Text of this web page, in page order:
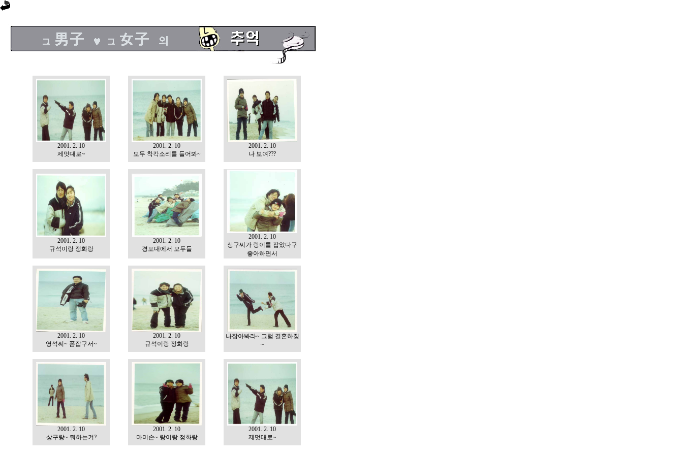
2001. 2. 10
제멋대로~
2001. 2. 10
모두 착칵소리를 들어봐~
2001. 2. 10
나 보여???
2001. 2. 10
규석이랑 정화랑
2001. 2. 10
경포대에서 모두들
2001. 2. 10
상구씨가 랑이를 잡았다구
좋아하면서
2001. 2. 10
영석씨~ 폼잡구서~
2001. 2. 10
규석이랑 정화랑
나잡아봐라~ 그럼 결혼하징
~
2001. 2. 10
상구랑~ 뭐하는겨?
2001. 2. 10
마미손~ 랑이랑 정화랑
2001. 2. 10
제멋대로~